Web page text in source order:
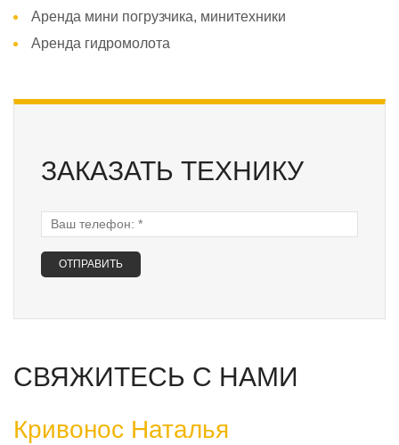
Аренда мини погрузчика, минитехники
Аренда гидромолота
ЗАКАЗАТЬ ТЕХНИКУ
Ваш телефон:
СВЯЖИТЕСЬ С НАМИ
Кривонос Наталья